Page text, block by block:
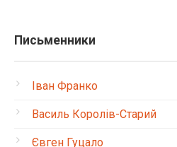
Письменники
Іван Франко
Василь Королів-Старий
Євген Гуцало